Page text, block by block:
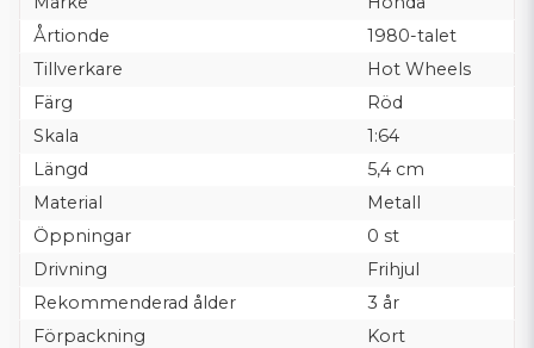
Årtionde
1980-talet
Tillverkare
Hot Wheels
Färg
Röd
Skala
1:64
Längd
5,4 cm
Material
Metall
Öppningar
0 st
Drivning
Frihjul
Rekommenderad ålder
3 år
Förpackning
Kort